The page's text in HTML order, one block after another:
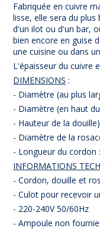
Fabriquée en cuivre
lisse, elle sera du
d'un ilot ou d'un bar,
bien encore en guise
une cuisine ou dans
L'épaisseur du cuivre
DIMENSIONS :
- Diamètre (au plus
- Diamètre (en haut
- Hauteur de la
- Diamètre de la
- Longueur du cordon
INFORMATIONS
- Cordon, douille et
- Culot pour recevoir
- 220-240V 50/60Hz
- Ampoule non fournie